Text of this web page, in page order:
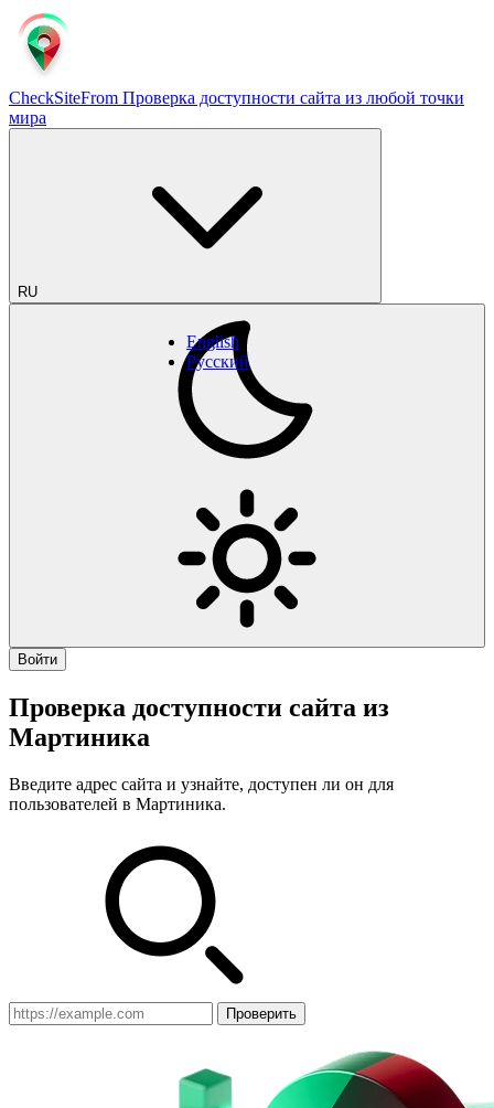
CheckSiteFrom Проверка доступности сайта из любой точки
мира
RU
English
Русский
Войти
Проверка доступности сайта из
Мартиника
Введите адрес сайта и узнайте, доступен ли он для
пользователей в Мартиника.
Проверить